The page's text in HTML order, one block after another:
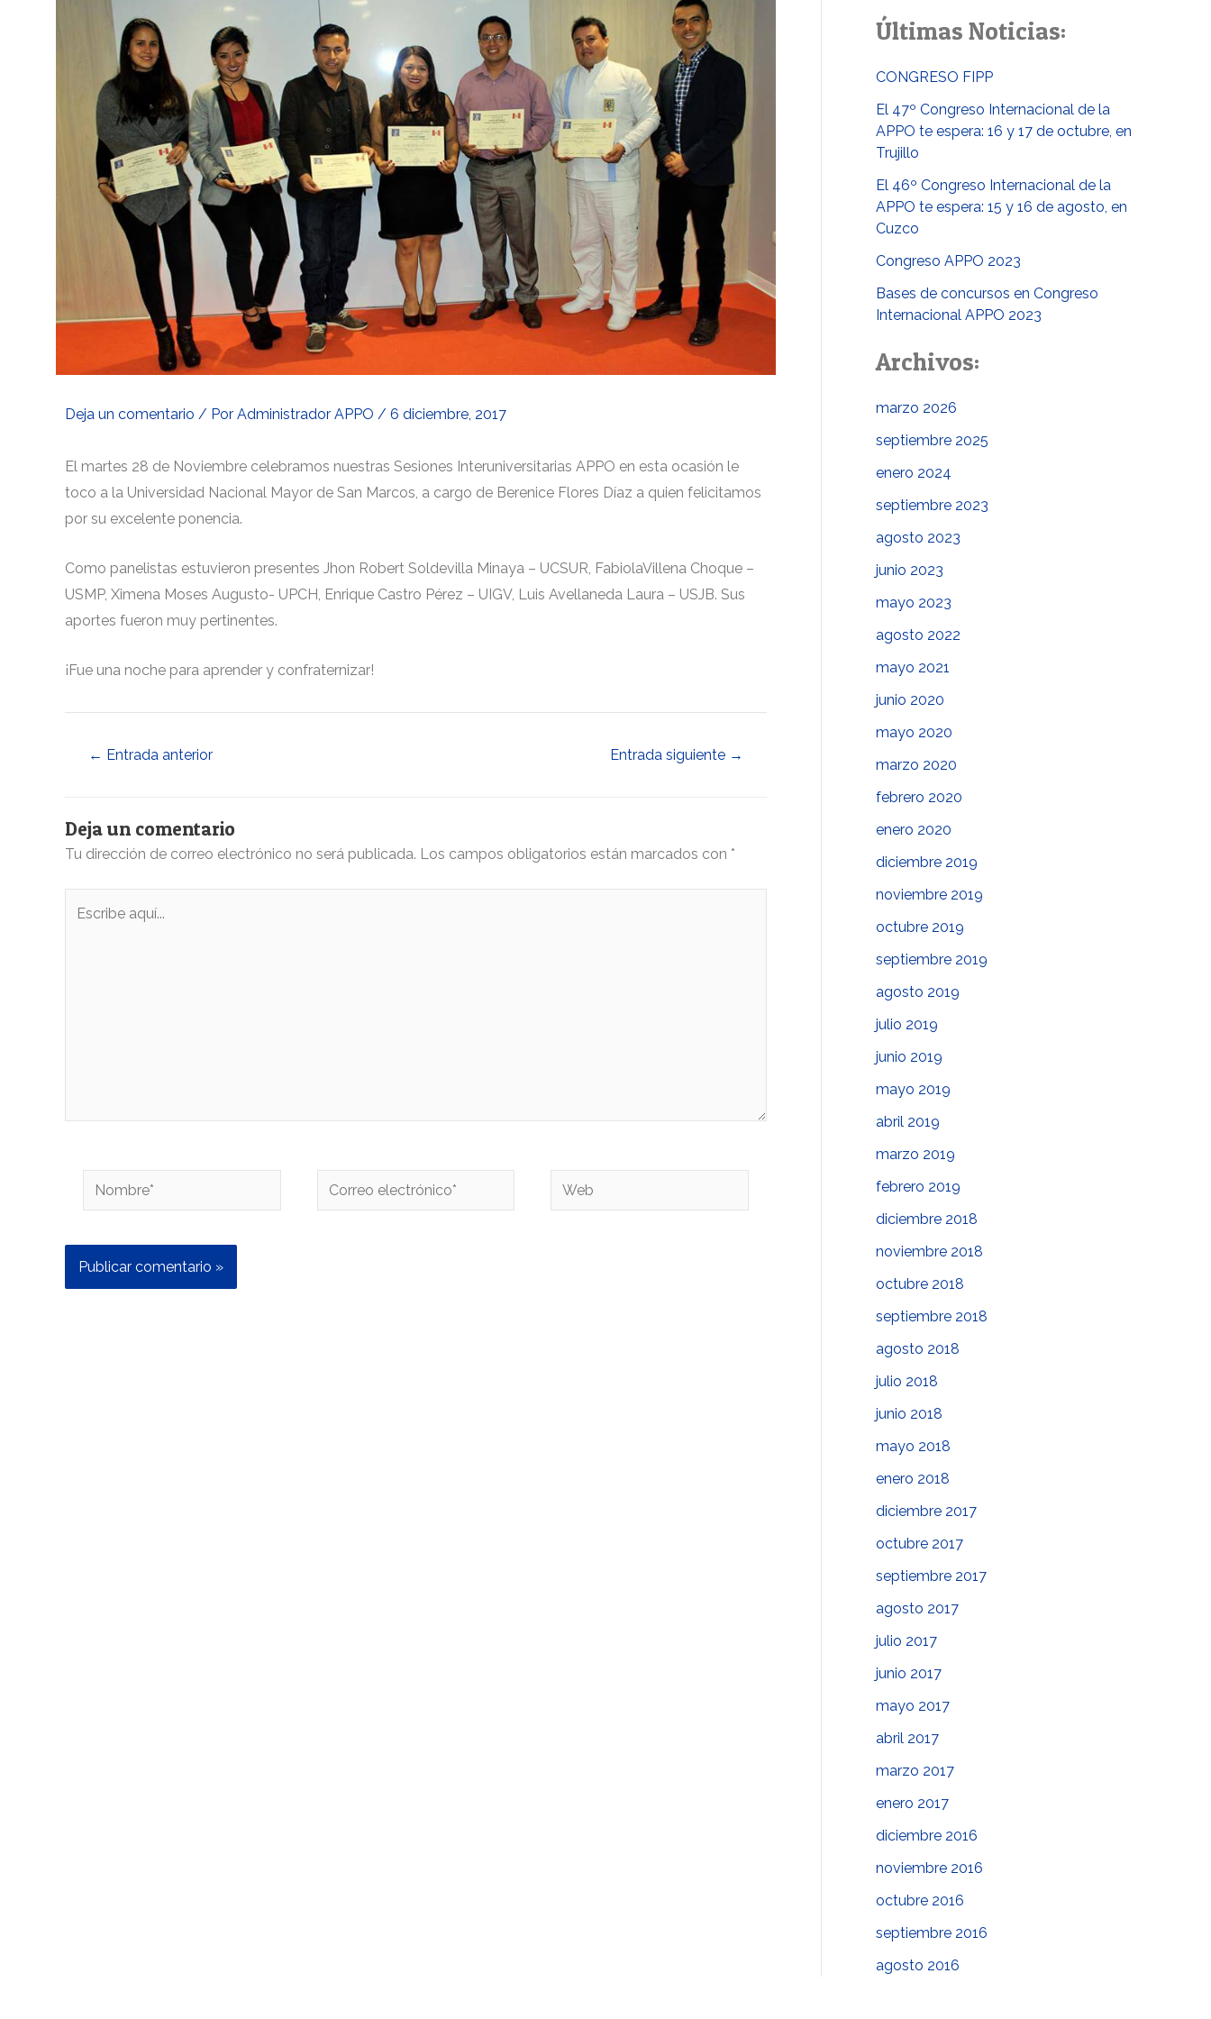
Deja un comentario / Por Administrador APPO / 6 diciembre, 2017
El martes 28 de Noviembre celebramos nuestras Sesiones Interuniversitarias APPO en esta ocasión le
toco a la Universidad Nacional Mayor de San Marcos, a cargo de Berenice Flores Díaz a quien felicitamos
por su excelente ponencia.
Como panelistas estuvieron presentes Jhon Robert Soldevilla Minaya – UCSUR, FabiolaVillena Choque –
USMP, Ximena Moses Augusto- UPCH, Enrique Castro Pérez – UIGV, Luis Avellaneda Laura – USJB. Sus
aportes fueron muy pertinentes.
¡Fue una noche para aprender y confraternizar!
entradas
← Entrada anterior Entrada siguiente →
Deja un comentario
Tu dirección de correo electrónico no será publicada. Los campos obligatorios están marcados con *
Nombre*
Correo
electrónico*
Web
s
p
o
r
Últimas Noticias:
CONGRESO FIPP
El 47º Congreso Internacional de la
APPO te espera: 16 y 17 de octubre, en
Trujillo
El 46º Congreso Internacional de la
APPO te espera: 15 y 16 de agosto, en
Cuzco
Congreso APPO 2023
Bases de concursos en Congreso
Internacional APPO 2023
Archivos:
marzo 2026
septiembre 2025
enero 2024
septiembre 2023
agosto 2023
junio 2023
mayo 2023
agosto 2022
mayo 2021
junio 2020
mayo 2020
marzo 2020
febrero 2020
enero 2020
diciembre 2019
noviembre 2019
octubre 2019
septiembre 2019
agosto 2019
julio 2019
junio 2019
mayo 2019
abril 2019
marzo 2019
febrero 2019
diciembre 2018
noviembre 2018
octubre 2018
septiembre 2018
agosto 2018
julio 2018
junio 2018
mayo 2018
enero 2018
diciembre 2017
octubre 2017
septiembre 2017
agosto 2017
julio 2017
junio 2017
mayo 2017
abril 2017
marzo 2017
enero 2017
diciembre 2016
noviembre 2016
octubre 2016
septiembre 2016
agosto 2016